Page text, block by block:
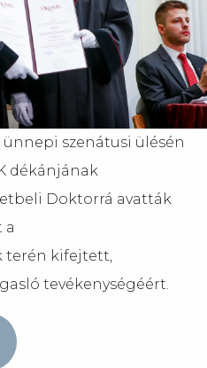
ünnepi szenátusi ülésén
dékánjának
Doktorrá avatták
a
terén kifejtett,
tevékenységéért.